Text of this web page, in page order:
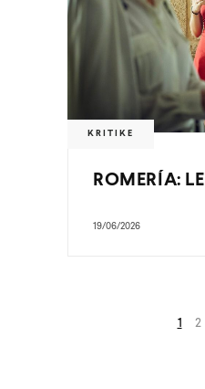
KRITIKE
ROMERÍA:
19/06/2026
1 2